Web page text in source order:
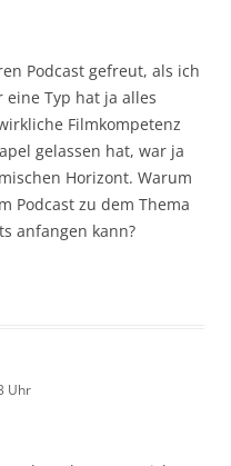
Podcast gefreut, als ich
Typ hat ja alles
Filmkompetenz
gelassen hat, war ja
Horizont. Warum
Podcast zu dem Thema
anfangen kann?
Uhr